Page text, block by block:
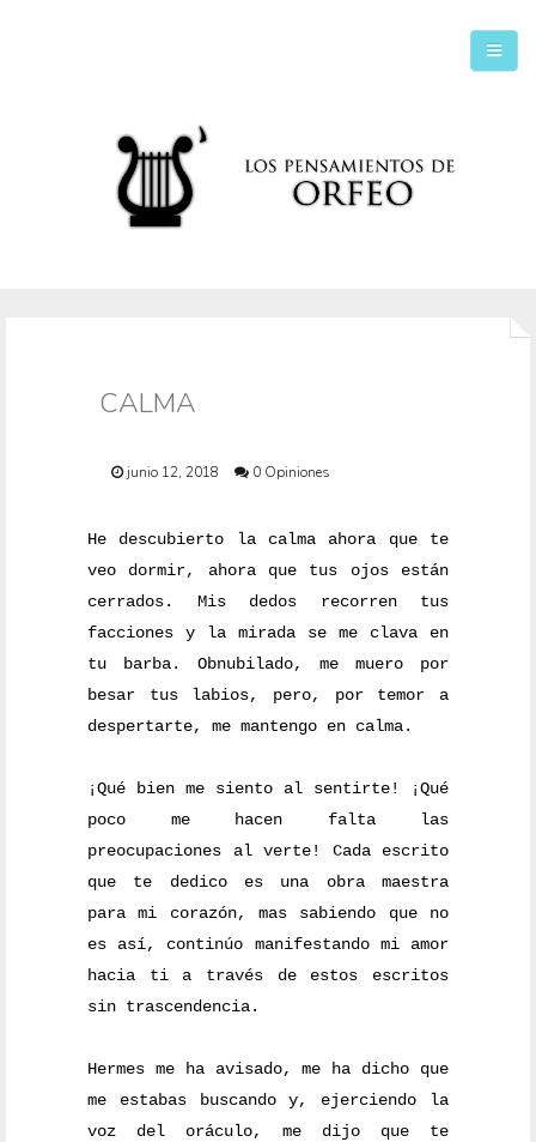
CALMA
junio 12, 2018 0 Opiniones
He descubierto la calma ahora que te
veo dormir, ahora que tus ojos están
cerrados. Mis dedos recorren tus
facciones y la mirada se me clava en
tu barba. Obnubilado, me muero por
besar tus labios, pero, por temor a
despertarte, me mantengo en calma.
¡Qué bien me siento al sentirte! ¡Qué
poco me hacen falta las
preocupaciones al verte! Cada escrito
que te dedico es una obra maestra
para mi corazón, mas sabiendo que no
es así, continúo manifestando mi amor
hacia ti a través de estos escritos
sin trascendencia.
Hermes me ha avisado, me ha dicho que
me estabas buscando y, ejerciendo la
voz del oráculo, me dijo que te